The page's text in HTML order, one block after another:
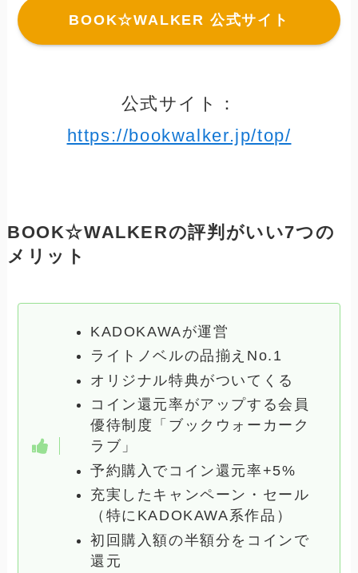
BOOK☆WALKER 公式サイト
公式サイト：
https://bookwalker.jp/top/
BOOK☆WALKERの評判がいい7つの
メリット
KADOKAWAが運営
ライトノベルの品揃えNo.1
オリジナル特典がついてくる
コイン還元率がアップする会員
優待制度「ブックウォーカーク
ラブ」
予約購入でコイン還元率+5%
充実したキャンペーン・セール
（特にKADOKAWA系作品）
初回購入額の半額分をコインで
還元